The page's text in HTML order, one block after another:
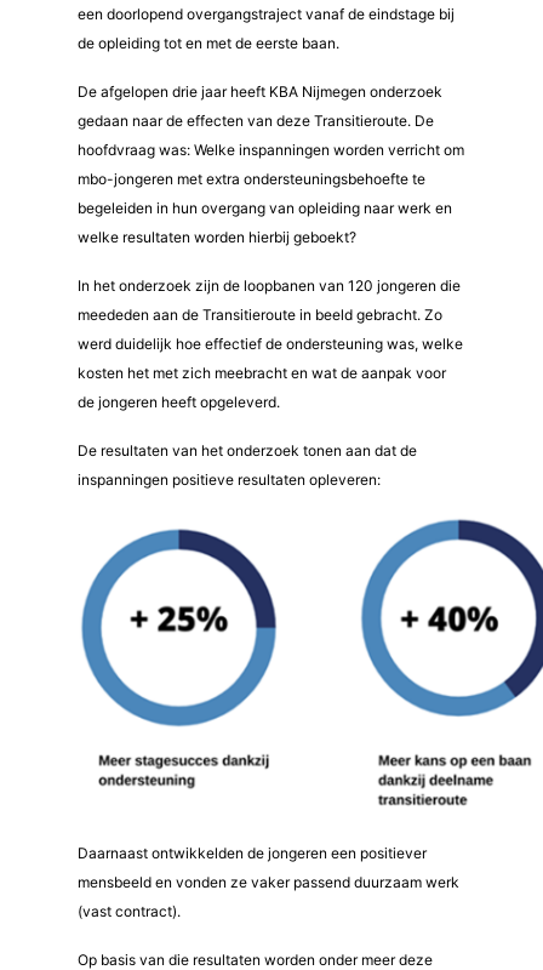
een doorlopend overgangstraject vanaf de eindstage bij
de opleiding tot en met de eerste baan.
De afgelopen drie jaar heeft KBA Nijmegen onderzoek
gedaan naar de effecten van deze Transitieroute. De
hoofdvraag was: Welke inspanningen worden verricht om
mbo-jongeren met extra ondersteuningsbehoefte te
begeleiden in hun overgang van opleiding naar werk en
welke resultaten worden hierbij geboekt?
In het onderzoek zijn de loopbanen van 120 jongeren die
meededen aan de Transitieroute in beeld gebracht. Zo
werd duidelijk hoe effectief de ondersteuning was, welke
kosten het met zich meebracht en wat de aanpak voor
de jongeren heeft opgeleverd.
De resultaten van het onderzoek tonen aan dat de
inspanningen positieve resultaten opleveren:
Daarnaast ontwikkelden de jongeren een positiever
mensbeeld en vonden ze vaker passend duurzaam werk
(vast contract).
Op basis van die resultaten worden onder meer deze